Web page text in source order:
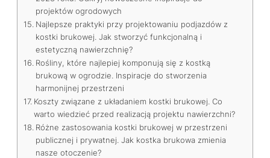
projektów ogrodowych
Najlepsze praktyki przy projektowaniu podjazdów z
kostki brukowej. Jak stworzyć funkcjonalną i
estetyczną nawierzchnię?
Rośliny, które najlepiej komponują się z kostką
brukową w ogrodzie. Inspiracje do stworzenia
harmonijnej przestrzeni
Koszty związane z układaniem kostki brukowej. Co
warto wiedzieć przed realizacją projektu nawierzchni?
Różne zastosowania kostki brukowej w przestrzeni
publicznej i prywatnej. Jak kostka brukowa zmienia
nasze otoczenie?